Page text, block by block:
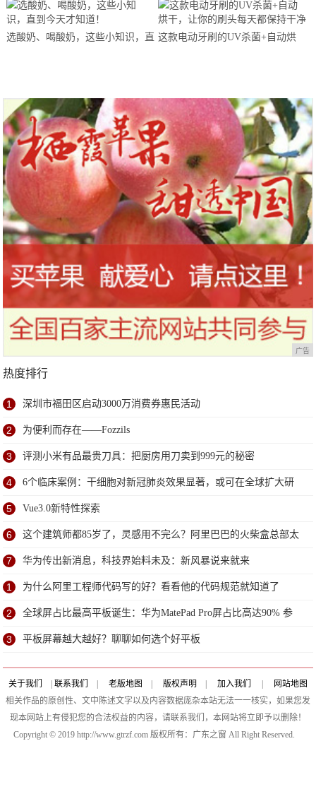
马拉松超级精英赛顺德海骏达中心
站欢乐开跑
选酸奶、喝酸奶，这些小知识，直 这款电动牙刷的UV杀菌+自动烘
广告
热度排行
1 深圳市福田区启动3000万消费券惠民活动
2 为便利而存在——Fozzils
3 评测小米有品最贵刀具：把厨房用刀卖到999元的秘密
4 6个临床案例：干细胞对新冠肺炎效果显著，或可在全球扩大研
究
5 Vue3.0新特性探索
6 这个建筑师都85岁了，灵感用不完么？阿里巴巴的火柴盒总部太
赞了
7 华为传出新消息，科技界始料未及：新风暴说来就来
1 为什么阿里工程师代码写的好？看看他的代码规范就知道了
2 全球屏占比最高平板诞生：华为MatePad Pro屏占比高达90% 参
数完美
3 平板屏幕越大越好？聊聊如何选个好平板
关于我们 联系我们 老版地图 版权声明 加入我们
网站地图
相关作品的原创性、文中陈述文字以及内容数据庞杂本站无法一一核实，如果您发
现本网站上有侵犯您的合法权益的内容，请联系我们，本网站将立即予以删除！
Copyright © 2019 http://www.gtrzf.com 版权所有：广东之窗 All Right Reserved.